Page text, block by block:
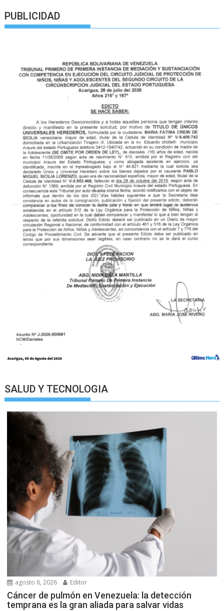
PUBLICIDAD
SALUD Y TECNOLOGIA
agosto 6, 2026 Editor
Cáncer de pulmón en Venezuela: la detección
temprana es la gran aliada para salvar vidas